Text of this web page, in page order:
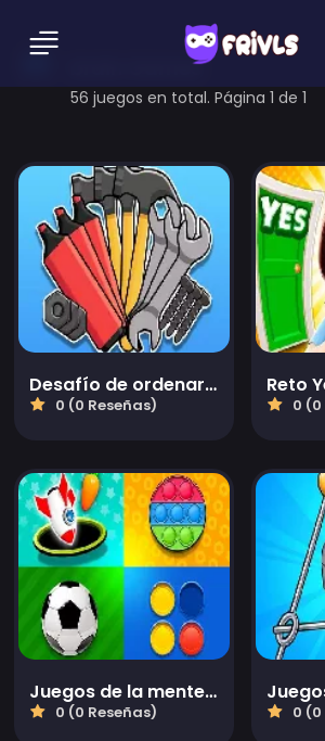
brain Games
56 juegos en total. Página 1 de 1
Desafío de ordenar juegos
0 (0 Reseñas)
Reto
0 (0
Juegos de la mente para 2 3 4 jugadores
0 (0 Reseñas) 0 (0